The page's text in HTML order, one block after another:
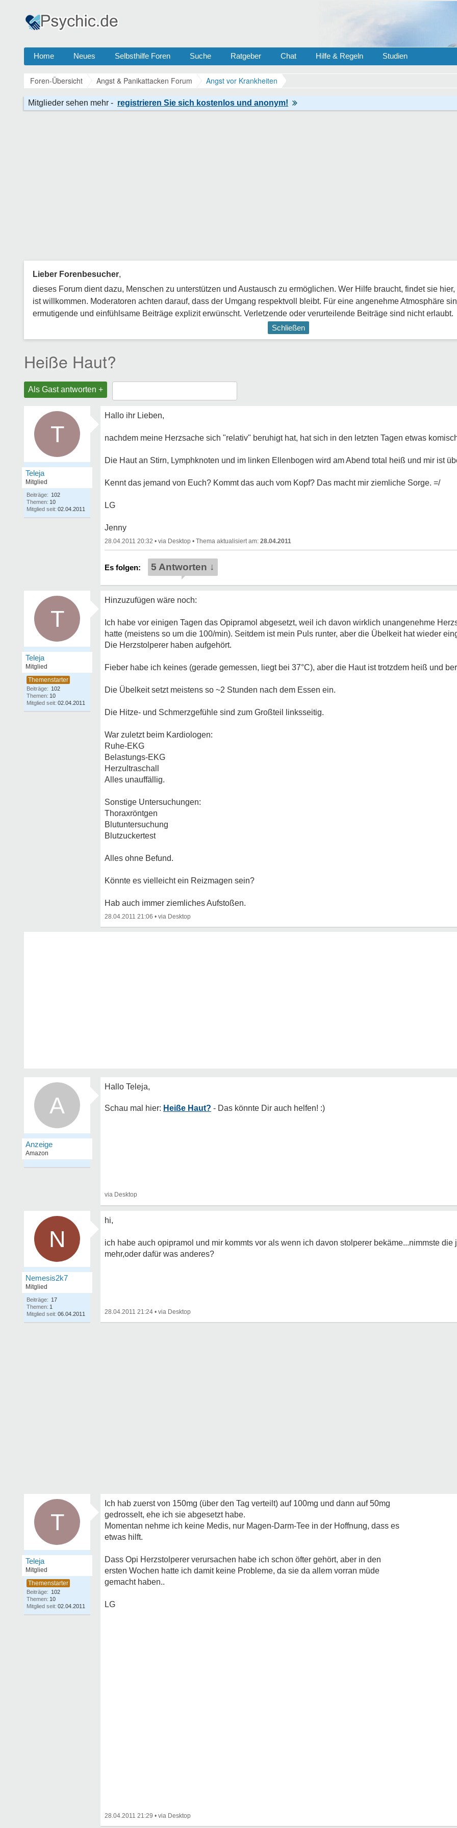
Home Neues Selbsthilfe Foren Suche Ratgeber Chat Hilfe & Regeln Studien
Foren-Übersicht Angst & Panikattacken Forum Angst vor Krankheiten
Lieber Forenbesucher,
dieses Forum dient dazu, Menschen zu unterstützen und Austausch zu ermöglichen. Wer Hilfe braucht, findet sie
ist willkommen. Moderatoren achten darauf, dass der Umgang respektvoll bleibt. Für eine angenehme Atmosphäre
ermutigende und einfühlsame Beiträge explizit erwünscht. Verletzende oder verurteilende Beiträge sind nicht erlaubt.
Schließen
Heiße Haut?
Als Gast antworten +
T
Teleja
Mitglied
Beiträge: 102
Themen: 10
Mitglied seit: 02.04.2011
Hallo ihr Lieben,
nachdem meine Herzsache sich "relativ" beruhigt hat, hat sich in den letzten Tagen etwas
Die Haut an Stirn, Lymphknoten und im linken Ellenbogen wird am Abend total heiß und mir ist
Kennt das jemand von Euch? Kommt das auch vom Kopf? Das macht mir ziemliche Sorge. =/
LG
Jenny
28.04.2011 20:32 • • 28.04.2011
5 Antworten ↓
T
Teleja
Mitglied
Beiträge: 102
Themen: 10
Mitglied seit: 02.04.2011
Hinzuzufügen wäre noch:
Ich habe vor einigen Tagen das Opipramol abgesetzt, weil ich davon wirklich unangenehme
hatte (meistens so um die 100/min). Seitdem ist mein Puls runter, aber die Übelkeit hat wieder
Die Herzstolperer haben aufgehört.
Fieber habe ich keines (gerade gemessen, liegt bei 37°C), aber die Haut ist trotzdem heiß und
Die Übelkeit setzt meistens so ~2 Stunden nach dem Essen ein.
Die Hitze- und Schmerzgefühle sind zum Großteil linksseitig.
War zuletzt beim Kardiologen:
Ruhe-EKG
Belastungs-EKG
Herzultraschall
Alles unauffällig.
Sonstige Untersuchungen:
Thoraxröntgen
Blutuntersuchung
Blutzuckertest
Alles ohne Befund.
Könnte es vielleicht ein Reizmagen sein?
Hab auch immer ziemliches Aufstoßen.
28.04.2011 21:06 •
A Heiße Haut?
N
Nemesis2k7
Mitglied
Beiträge: 17
Themen: 1
Mitglied seit: 06.04.2011
hi,
ich habe auch opipramol und mir kommts vor als wenn ich davon stolperer bekäme...nimmste die
mehr,oder dafür was anderes?
28.04.2011 21:24 •
T
Teleja
Mitglied
Beiträge: 102
Themen: 10
Mitglied seit: 02.04.2011
Ich hab zuerst von 150mg (über den Tag verteilt) auf 100mg und dann auf 50mg
gedrosselt, ehe ich sie abgesetzt habe.
Momentan nehme ich keine Medis, nur Magen-Darm-Tee in der Hoffnung, dass es
etwas hilft.
Dass Opi Herzstolperer verursachen habe ich schon öfter gehört, aber in den
ersten Wochen hatte ich damit keine Probleme, da sie da allem vorran müde
gemacht haben..
LG
28.04.2011 21:29 •